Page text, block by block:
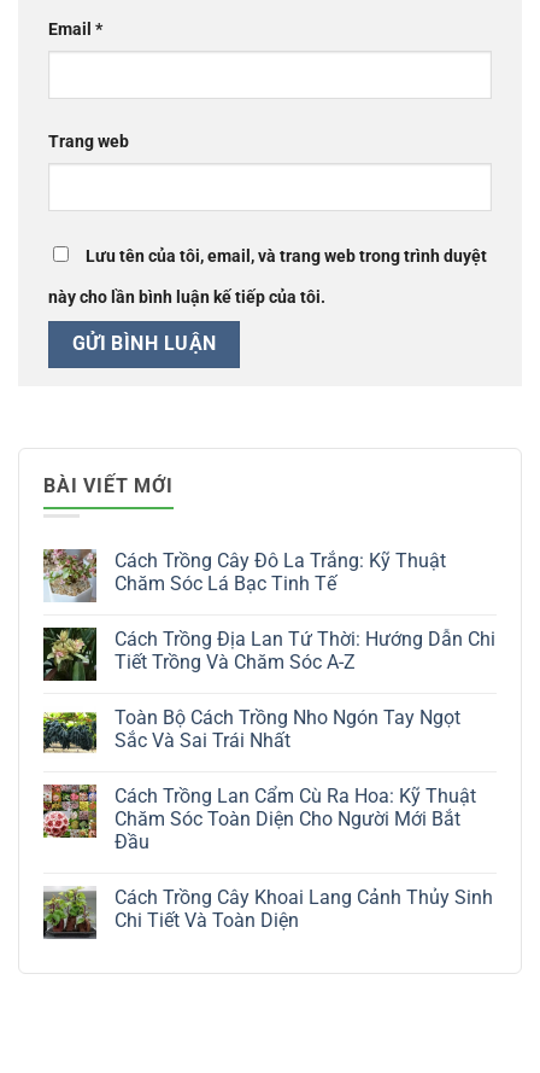
Email *
Trang web
Lưu tên của tôi, email, và trang web trong trình duyệt
này cho lần bình luận kế tiếp của tôi.
BÀI VIẾT MỚI
Cách Trồng Cây Đô La Trắng: Kỹ Thuật
Chăm Sóc Lá Bạc Tinh Tế
bình
luận
Cây
Đô
La
Thuật
Chăm
Sóc
Lá
Tế
Cách Trồng Địa Lan Tứ Thời: Hướng Dẫn Chi
Tiết Trồng Và Chăm Sóc A-Z
bình
luận
ở
Địa
Lan
Tứ
Thời:
Chi
Tiết
Trồng
Toàn Bộ Cách Trồng Nho Ngón Tay Ngọt
Sắc Và Sai Trái Nhất
bình
luận
ở
Toàn
Trồng
Nho
Ngón
Cách Trồng Lan Cẩm Cù Ra Hoa: Kỹ Thuật
Chăm Sóc Toàn Diện Cho Người Mới Bắt
Đầu
bình
luận
ở
Lan
Cách Trồng Cây Khoai Lang Cảnh Thủy Sinh
Chi Tiết Và Toàn Diện
bình